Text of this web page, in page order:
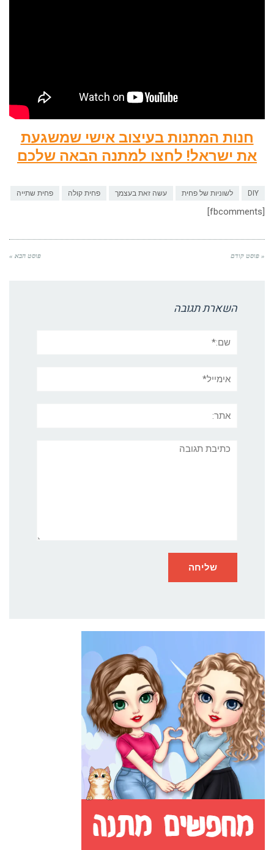
חנות המתנות בעיצוב אישי שמשגעת
את ישראל! לחצו למתנה הבאה שלכם
DIY לשוניות של פחית עשה זאת בעצמך פחית קולה פחית שתייה
[fbcomments]
« פוסט קודם פוסט הבא »
השארת תגובה
תגובה